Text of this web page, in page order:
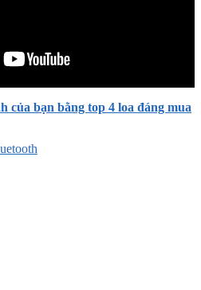
của bạn bằng top 4 loa đáng mua